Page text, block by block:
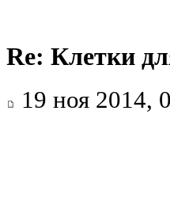
Re: Клетки
19 ноя 2014,